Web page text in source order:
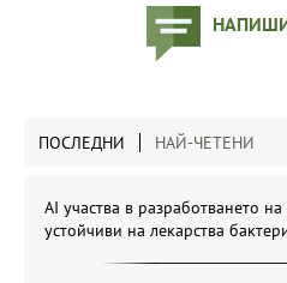
ПОСЛЕДНИ НАЙ-ЧЕТЕНИ
AI участва в разработването
устойчиви на лекарства